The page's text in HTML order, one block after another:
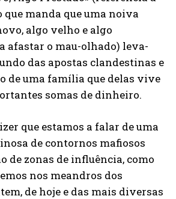
que manda que uma noiva
algo velho e algo
afastar o mau-olhado) leva-
das apostas clandestinas e
de uma família que delas vive
somas de dinheiro.
que estamos a falar de uma
de contornos mafiosos
de zonas de influência, como
nos meandros dos
de hoje e das mais diversas